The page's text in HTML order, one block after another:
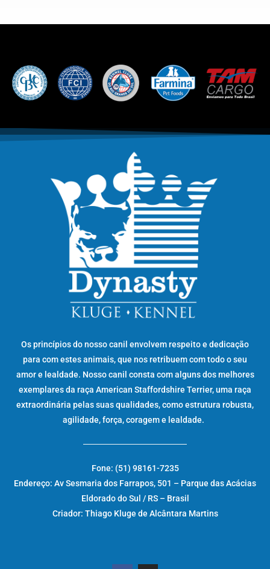
Os princípios do nosso canil envolvem respeito e dedicação
para com estes animais, que nos retribuem com todo o seu
amor e lealdade. Nosso canil consta com alguns dos melhores
exemplares da raça American Staffordshire Terrier, uma raça
extraordinária pelas suas qualidades, como estrutura robusta,
agilidade, força, coragem e lealdade.
Fone: (51) 98161-7235
Endereço: Av Sesmaria dos Farrapos, 501 – Parque das Acácias
Eldorado do Sul / RS – Brasil
Criador: Thiago Kluge de Alcântara Martins